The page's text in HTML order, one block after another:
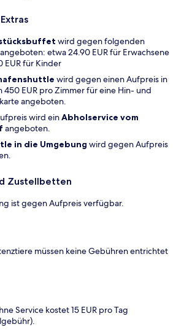
wird gegen folgenden
etwa 24.90 EUR für Erwachsene
EUR für Kinder
wird gegen einen Aufpreis in
450 EUR pro Zimmer für eine Hin- und
angeboten.
wird einAbholservice vom
angeboten.
in die Umgebung wird gegen Aufpreis
Zustellbetten
ist gegen Aufpreis verfügbar.
müssen keine Gebühren entrichtet
Service kostet 15 EUR pro Tag